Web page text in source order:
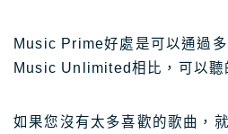
Music Prime好處是可以通過
Music Unlimited相比，可以聽
如果您沒有太多喜歡的歌曲，